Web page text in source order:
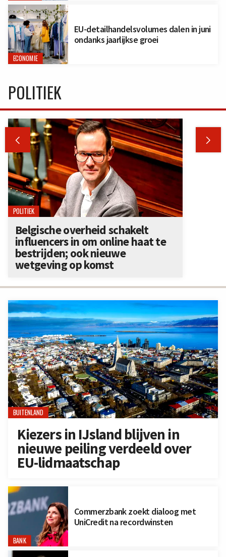
ECONOMIE
EU-detailhandelsvolumes dalen in juni
ondanks jaarlijkse groei
BUITENLAND
Kiezers in IJsland blijven in
nieuwe peiling verdeeld over
EU-lidmaatschap
BANK
Commerzbank zoekt dialoog met
UniCredit na recordwinsten
POLITIEK
 
POLITIEK
Belgische overheid schakelt
influencers in om online haat te
bestrijden; ook nieuwe
wetgeving op komst